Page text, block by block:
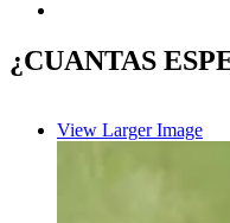
¿CUANTAS
View Larger Image